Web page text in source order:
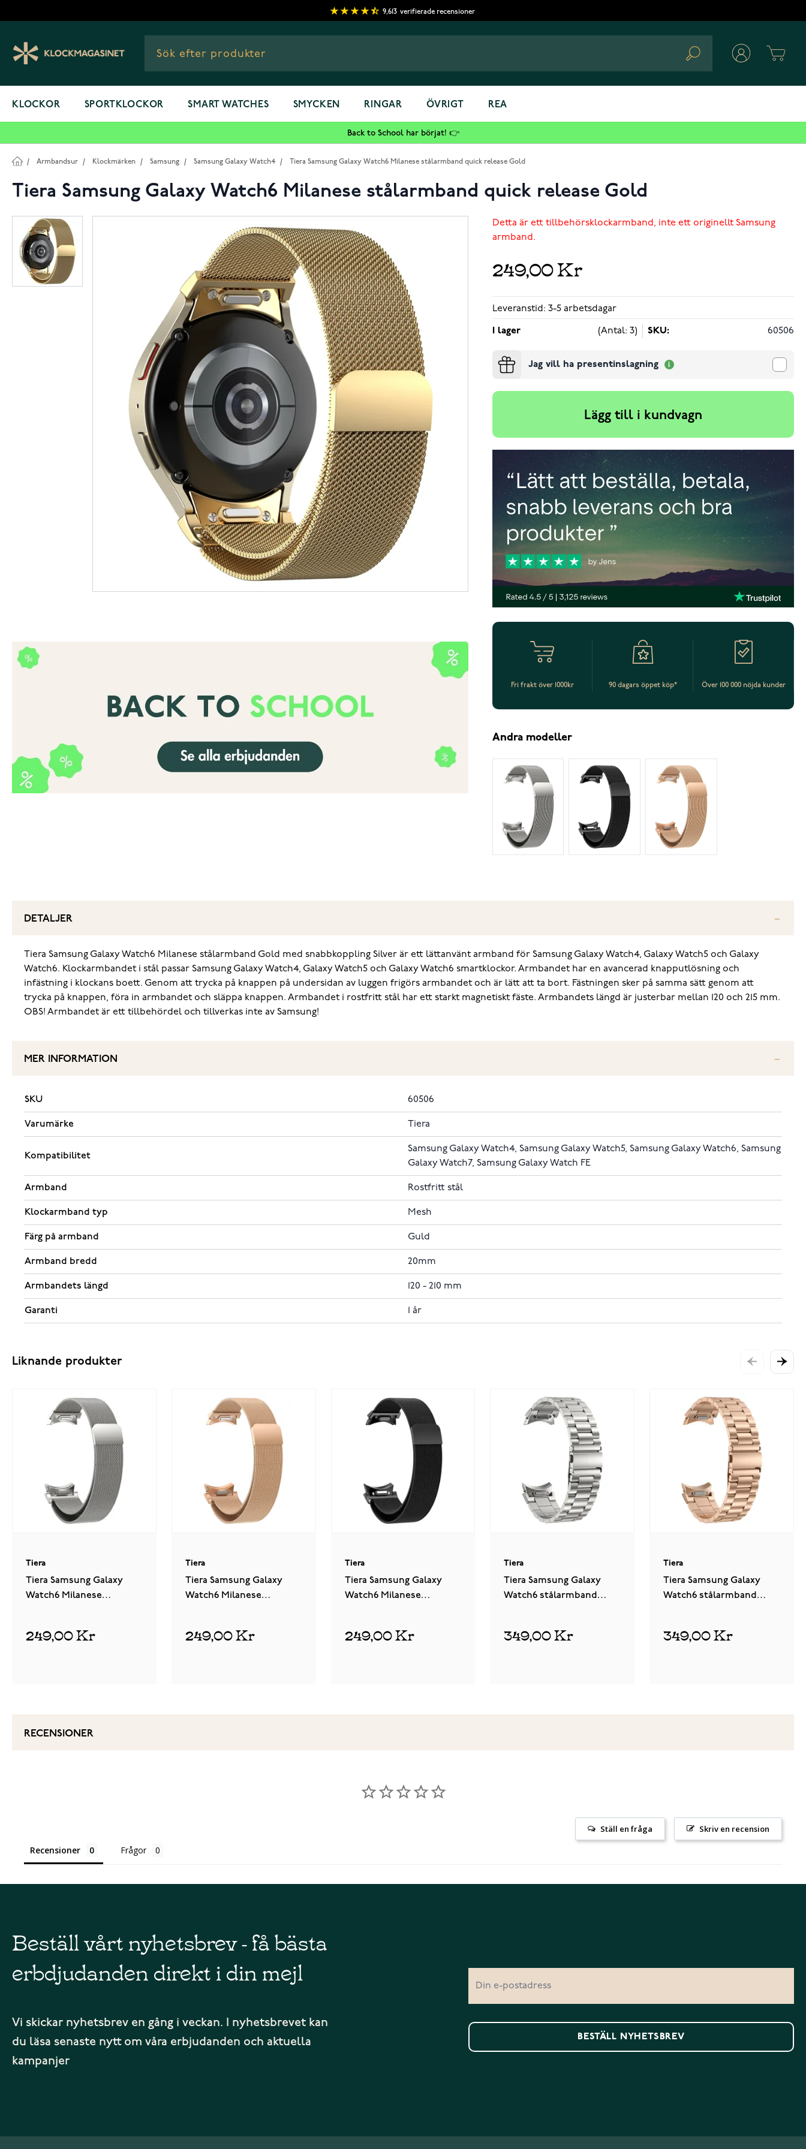
9,613 verifierade recensioner
Search
KLOCKOR SPORTKLOCKOR SMART WATCHES SMYCKEN RINGAR ÖVRIGT REA
Back to School har börjat! 👉
/ Armbandsur / Klockmärken / Samsung / Samsung Galaxy Watch4 / Tiera Samsung Galaxy Watch6 Milanese stålarmband quick release Gold
Tiera Samsung Galaxy Watch6 Milanese stålarmband quick release Gold
Detta är ett tillbehörsklockarmband, inte ett originellt Samsung
armband.
249,00 Kr
Leveranstid: 3-5 arbetsdagar
I lager (Antal: 3) SKU: 60506
Jag vill ha presentinslagning
Lägg till i kundvagn
Fri frakt över 1000kr 90 dagars öppet köp* Över 100 000 nöjda kunder
Andra modeller
DETALJER
Tiera Samsung Galaxy Watch6 Milanese stålarmband Gold med snabbkoppling Silver är ett lättanvänt armband för Samsung Galaxy Watch4, Galaxy Watch5 och Galaxy
Watch6. Klockarmbandet i stål passar Samsung Galaxy Watch4, Galaxy Watch5 och Galaxy Watch6 smartklockor. Armbandet har en avancerad knapputlösning och
infästning i klockans boett. Genom att trycka på knappen på undersidan av luggen frigörs armbandet och är lätt att ta bort. Fästningen sker på samma sätt genom att
trycka på knappen, föra in armbandet och släppa knappen. Armbandet i rostfritt stål har ett starkt magnetiskt fäste. Armbandets längd är justerbar mellan 120 och 215 mm.
OBS! Armbandet är ett tillbehördel och tillverkas inte av Samsung!
MER INFORMATION
SKU 60506
Varumärke Tiera
Kompatibilitet
Samsung Galaxy Watch4, Samsung Galaxy Watch5, Samsung Galaxy Watch6, Samsung
Galaxy Watch7, Samsung Galaxy Watch FE
Armband Rostfritt stål
Klockarmband typ Mesh
Färg på armband Guld
Armband bredd 20mm
Armbandets längd 120 - 210 mm
Garanti 1 år
Liknande produkter
Tiera
Tiera Samsung Galaxy
Watch6 Milanese
249,00 Kr
Tiera
Tiera Samsung Galaxy
Watch6 Milanese
249,00 Kr
Tiera
Tiera Samsung Galaxy
Watch6 Milanese
249,00 Kr
Tiera
Tiera Samsung Galaxy
Watch6 stålarmband
349,00 Kr
Tiera
Tiera Samsung Galaxy
Watch6 stålarmband
349,00 Kr
RECENSIONER
Skriv en recension
Ställ en fråga
Recensioner Frågor
Beställ vårt nyhetsbrev - få bästa
erbdjudanden direkt i din mejl
Vi skickar nyhetsbrev en gång i veckan. I nyhetsbrevet kan
du läsa senaste nytt om våra erbjudanden och aktuella
kampanjer
BESTÄLL NYHETSBREV